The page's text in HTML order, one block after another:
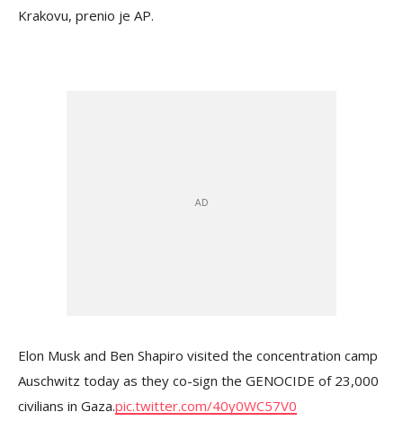
Krakovu, prenio je AP.
Elon Musk and Ben Shapiro visited the concentration camp
Auschwitz today as they co-sign the GENOCIDE of 23,000
civilians in Gaza.pic.twitter.com/40y0WC57V0